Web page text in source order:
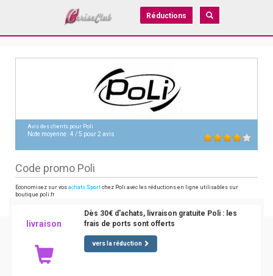
Réductions
Avis des clients pour Poli
Note moyenne :4 /5 pour2 avis
Code promo Poli
Economisez sur vos achats Sport chez Poli avec les réductions en ligne utilisables sur
boutique.poli.fr
livraison
Dès 30€ d'achats, livraison gratuite Poli : les
frais de ports sont offerts
vers la réduction